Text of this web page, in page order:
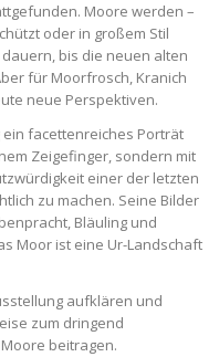
Moore werden –
oder in großem Stil
bis die neuen alten
für Moorfrosch, Kranich
neue Perspektiven.
facettenreiches Porträt
Zeigefinger, sondern mit
einer der letzten
zu machen. Seine Bilder
Bläuling und
Moor ist eine Ur-Landschaft
aufklären und
zum dringend
beitragen.